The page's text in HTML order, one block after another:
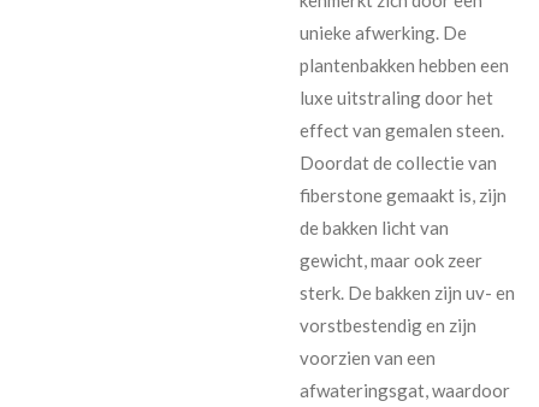
unieke afwerking. De
plantenbakken hebben een
luxe uitstraling door het
effect van gemalen steen.
Doordat de collectie van
fiberstone gemaakt is, zijn
de bakken licht van
gewicht, maar ook zeer
sterk. De bakken zijn uv- en
vorstbestendig en zijn
voorzien van een
afwateringsgat, waardoor